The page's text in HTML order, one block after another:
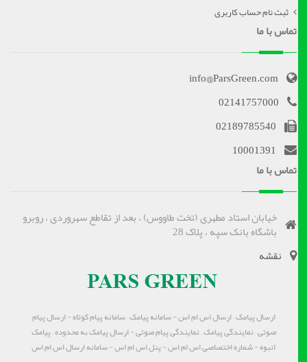
ثبت نام حساب کاربری
تماس با ما
info@ParsGreen.com
02141757000
02189785540
10001391
تماس با ما
خیابان استاد مطهری (تخت طاووس) ، بعد از تقاطع سهروردی ، روبرو
باشگاه بانک سپه ، پلاک 28
نقشه
ارسال پیامک – ارسال اس ام اس - سامانه پیامک – سامانه پیام کوتاه - ارسال پیام
صوتی – نمایندگی پیامک – نمایندگی پیام صوتی - ارسال پیامک به محدوده – پیامک
انبوه - شماره اختصاصی اس ام اس - پنل اس ام اس - سامانه ارسال اس ام اس